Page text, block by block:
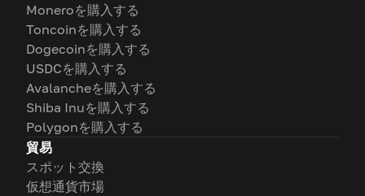
Moneroを購入する
Toncoinを購入する
Dogecoinを購入する
USDCを購入する
Avalancheを購入する
Shiba Inuを購入する
Polygonを購入する
貿易
スポット交換
仮想通貨市場